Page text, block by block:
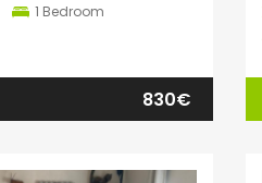
1 Bedroom
830€